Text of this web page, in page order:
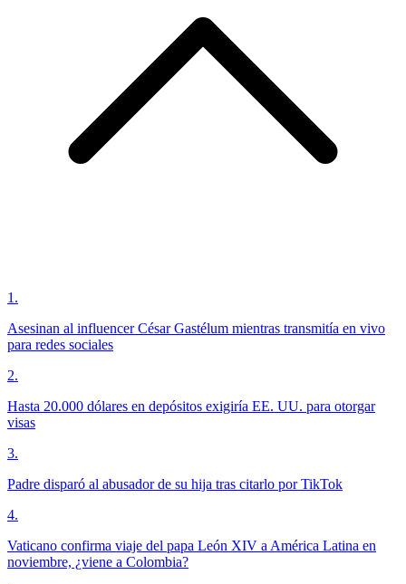
1 .
Asesinan al influencer César Gastélum mientras transmitía en vivo
para redes sociales
2.
Hasta 20.000 dólares en depósitos exigiría EE. UU. para otorgar
visas
3.
Padre disparó al abusador de su hija tras citarlo por TikTok
4.
Vaticano confirma viaje del papa León XIV a América Latina en
noviembre, ¿viene a Colombia?